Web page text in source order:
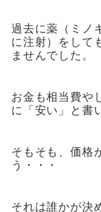
過去に薬（ミノ
に注射）をして
ませんでした。
お金も相当費や
に「安い」と書
そもそも、価格
う・・・
それは誰かが決